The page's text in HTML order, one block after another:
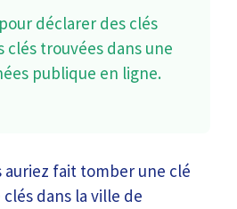
déclarer des clés
clés trouvées dans une
publique en ligne.
auriez fait tomber une clé
dans la ville de